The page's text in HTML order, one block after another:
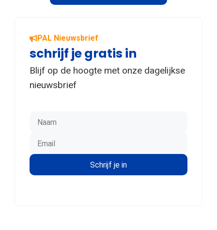
PAL Nieuwsbrief
schrijf je gratis in
Blijf op de hoogte met onze dagelijkse
nieuwsbrief